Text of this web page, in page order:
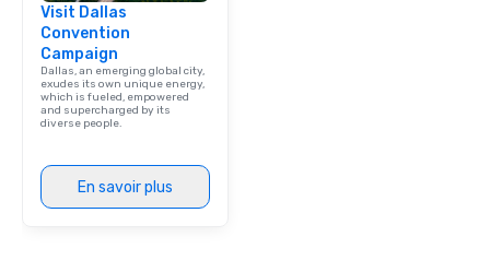
Visit Dallas
Convention
Campaign
Dallas, an emerging global city,
exudes its own unique energy,
which is fueled, empowered
and supercharged by its
diverse people.
En savoir plus